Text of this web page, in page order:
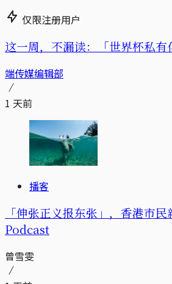
仅限注册用户
这一周，不漏读：「世界杯私有
端传媒编辑部
1 天前
播客
「伸张正义报东张」，香港市
Podcast
曾雪雯